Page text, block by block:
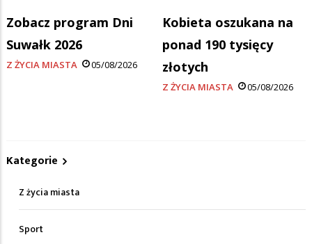
Zobacz program Dni
Suwałk 2026
Z ŻYCIA MIASTA 05/08/2026
Kobieta oszukana na
ponad 190 tysięcy
złotych
Z ŻYCIA MIASTA 05/08/2026
Kategorie
Z życia miasta
Sport